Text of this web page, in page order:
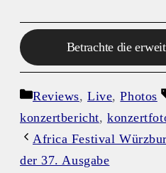
Betrachte die
Kategorien
Reviews,Live,Photos
konzertbericht,
Africa Festival
der 37. Ausgabe